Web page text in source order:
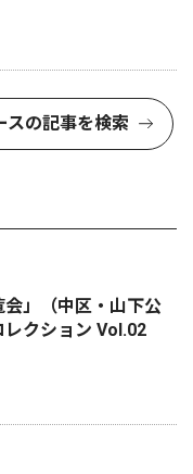
スの記事を検索
会」（中区・山下公
クション Vol.02